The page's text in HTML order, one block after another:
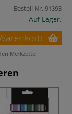
Bestell-Nr. 91393
Auf Lager.
Merkzettel